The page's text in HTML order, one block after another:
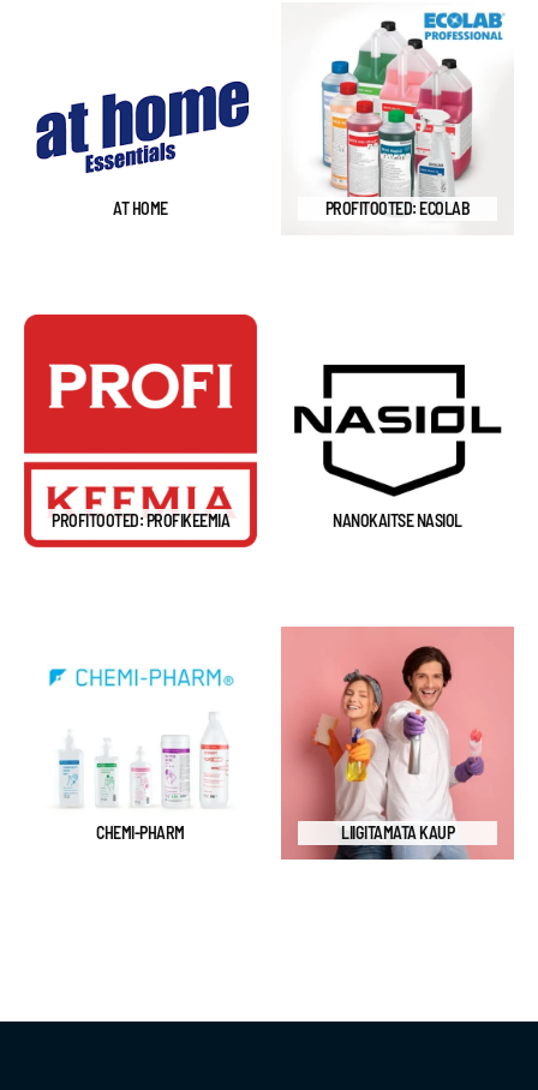
AT HOME PROFITOOTED: ECOLAB
PROFITOOTED: PROFIKEEMIA NANOKAITSE NASIOL
CHEMI-PHARM LIIGITAMATA KAUP